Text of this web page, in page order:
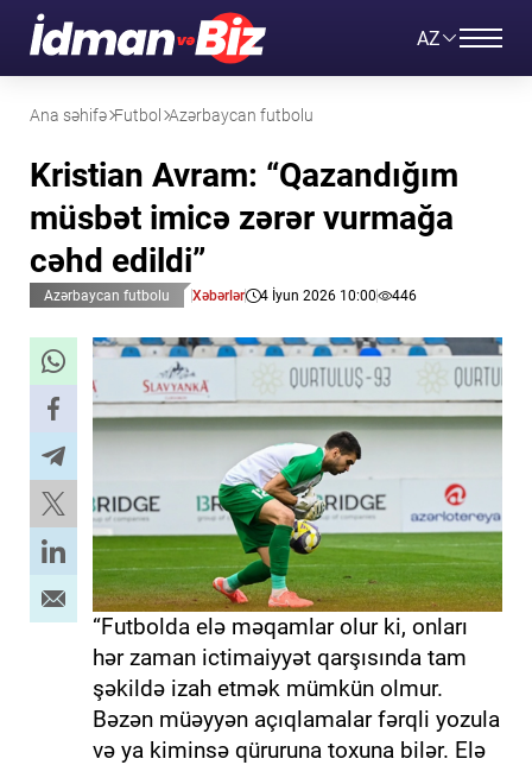
AZ
Ana səhifə Futbol Azərbaycan futbolu
Kristian Avram: “Qazandığım
müsbət imicə zərər vurmağa
cəhd edildi”
Azərbaycan futbolu Xəbərlər 4 İyun 2026 10:00 446
“Futbolda elə məqamlar olur ki, onları
hər zaman ictimaiyyət qarşısında tam
şəkildə izah etmək mümkün olmur.
Bəzən müəyyən açıqlamalar fərqli yozula
və ya kiminsə qüruruna toxuna bilər. Elə